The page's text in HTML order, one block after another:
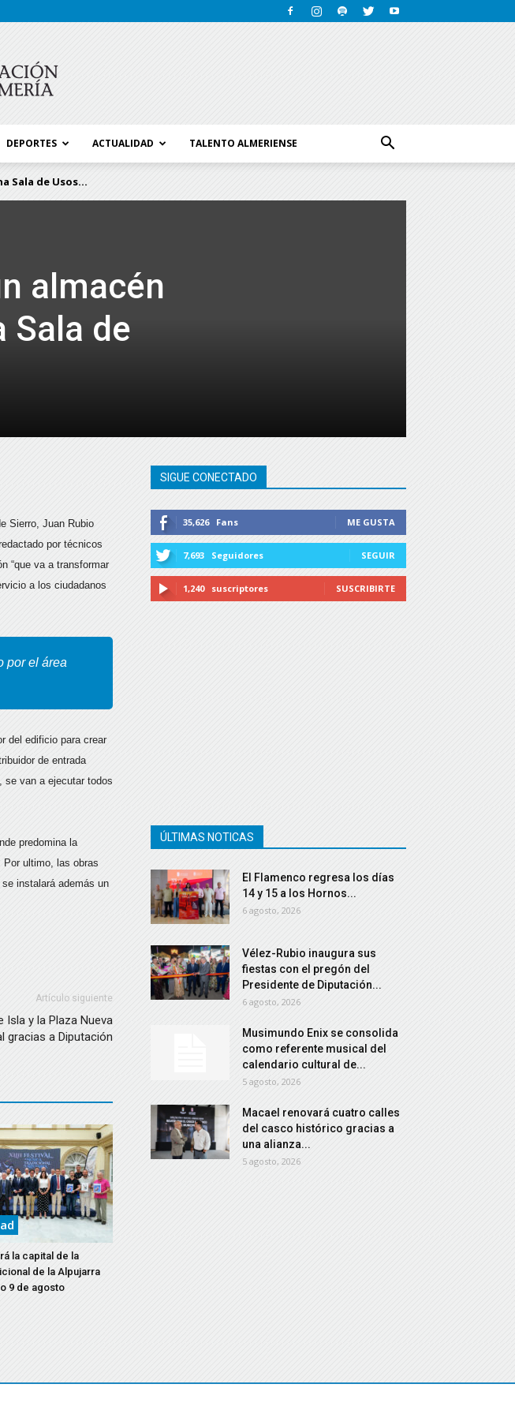
DEPORTES ACTUALIDAD TALENTO ALMERIENSE
Sala de Usos...
almacén
Sala de
Sierro, Juan Rubio
por técnicos
“que va a transformar
a los ciudadanos
por el área
del edificio para crear
de entrada
se van a ejecutar todos
predomina la
ultimo, las obras
instalará además un
Artículo siguiente
Isla y la Plaza Nueva
gracias a Diputación
la capital de la
de la Alpujarra
9 de agosto
SIGUE CONECTADO
35,626 Fans ME GUSTA
7,693 Seguidores SEGUIR
1,240 suscriptores SUSCRIBIRTE
ÚLTIMAS NOTICAS
El Flamenco regresa los días
14 y 15 a los Hornos...
6 agosto, 2026
Vélez-Rubio inaugura sus
fiestas con el pregón del
Presidente de Diputación...
6 agosto, 2026
Musimundo Enix se consolida
como referente musical del
calendario cultural de...
5 agosto, 2026
Macael renovará cuatro calles
del casco histórico gracias a
una alianza...
5 agosto, 2026